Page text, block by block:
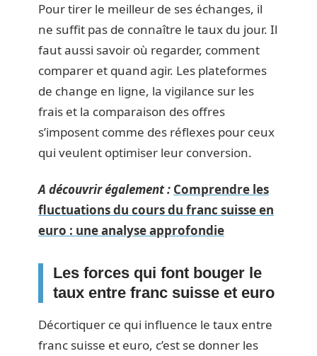
Pour tirer le meilleur de ses échanges, il
ne suffit pas de connaître le taux du jour. Il
faut aussi savoir où regarder, comment
comparer et quand agir. Les plateformes
de change en ligne, la vigilance sur les
frais et la comparaison des offres
s’imposent comme des réflexes pour ceux
qui veulent optimiser leur conversion.
A découvrir également : Comprendre les
fluctuations du cours du franc suisse en
euro : une analyse approfondie
Les forces qui font bouger le
taux entre franc suisse et euro
Décortiquer ce qui influence le taux entre
franc suisse et euro, c’est se donner les